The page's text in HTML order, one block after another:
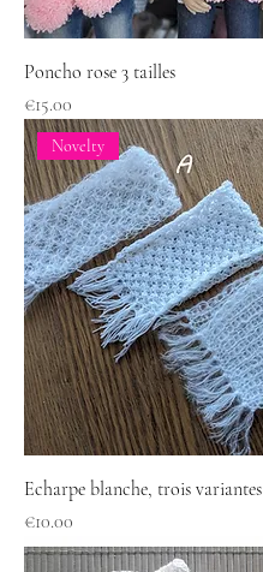
Poncho rose 3 tailles
Price
€15.00
Novelty
Echarpe blanche, trois variantes
Price
€10.00